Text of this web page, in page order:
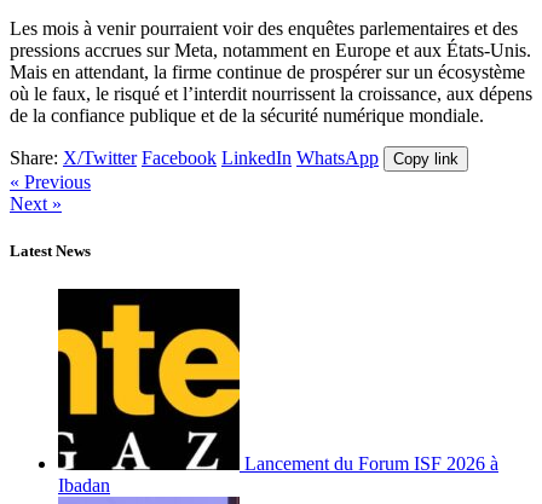
Les mois à venir pourraient voir des enquêtes parlementaires et des
pressions accrues sur Meta, notamment en Europe et aux États-Unis.
Mais en attendant, la firme continue de prospérer sur un écosystème
où le faux, le risqué et l’interdit nourrissent la croissance, aux dépens
de la confiance publique et de la sécurité numérique mondiale.
Share: X/Twitter Facebook LinkedIn WhatsApp Copy link
« Previous
Next »
Latest News
Lancement du Forum ISF 2026 à
Ibadan